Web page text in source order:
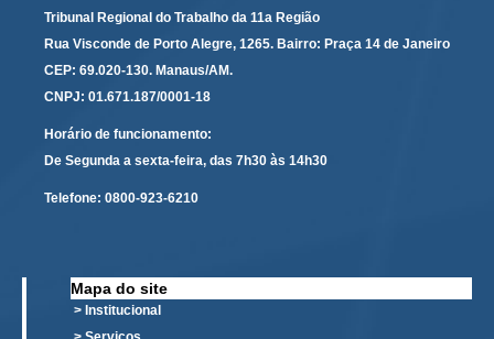
Tribunal Regional do Trabalho da 11a Região
Rua Visconde de Porto Alegre, 1265. Bairro: Praça 14 de Janeiro
CEP: 69.020-130. Manaus/AM.
CNPJ: 01.671.187/0001-18
Horário de funcionamento:
De Segunda a sexta-feira, das 7h30 às 14h30
Telefone: 0800-923-6210
Mapa do site
> Institucional